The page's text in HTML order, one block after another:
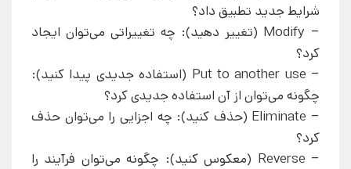
شرایط جدید تطبیق داد؟
– Modify (تغییر دهید): چه تغییراتی می‌توان ایجاد
کرد؟
– Put to another use (استفاده جدیدی پیدا کنید):
چگونه می‌توان از آن استفاده جدیدی کرد؟
– Eliminate (حذف کنید): چه اجزایی را می‌توان حذف
کرد؟
– Reverse (معکوس کنید): چگونه می‌توان فرآیند را